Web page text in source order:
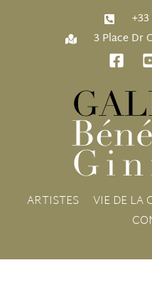
3 Place Dr
ARTISTES VIE DE LA